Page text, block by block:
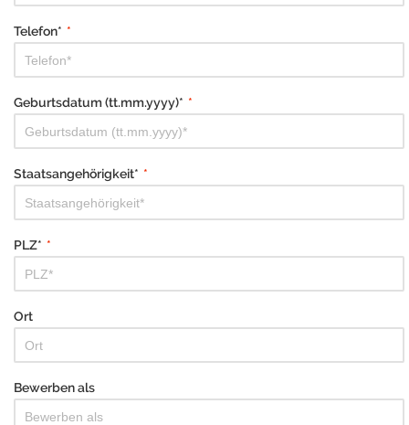
Telefon* *
Geburtsdatum (tt.mm.yyyy)* *
Staatsangehörigkeit* *
PLZ* *
Ort
Bewerben als